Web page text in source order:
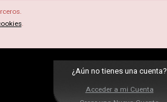
.
¿Aún no tienes una cuenta?
Acceder a mi Cuenta